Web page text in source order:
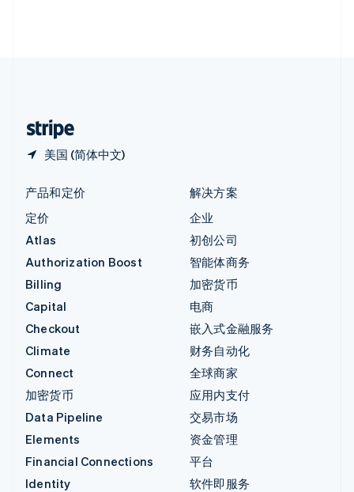
美国 (简体中文)
产品和定价
定价
Atlas
Authorization Boost
Billing
Capital
Checkout
Climate
Connect
加密货币
Data Pipeline
Elements
Financial Connections
Identity
解决方案
企业
初创公司
智能体商务
加密货币
电商
嵌入式金融服务
财务自动化
全球商家
应用内支付
交易市场
资金管理
平台
软件即服务